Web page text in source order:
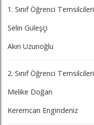
1. Sınıf Öğrenci Temsilcileri
Selin Güleşçi
Akın Uzunoğlu
2. Sınıf Öğrenci Temsilcileri
Melike Doğan
Keremcan Engindeniz